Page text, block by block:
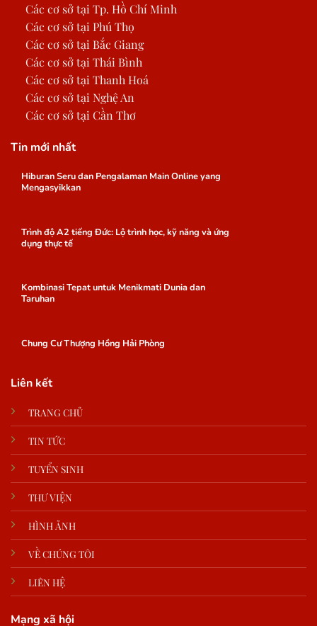
Các cơ sở tại Tp. Hồ Chí Minh
Các cơ sở tại Phú Thọ
Các cơ sở tại Bắc Giang
Các cơ sở tại Thái Bình
Các cơ sở tại Thanh Hoá
Các cơ sở tại Nghệ An
Các cơ sở tại Cần Thơ
Tin mới nhất
Hiburan Seru dan Pengalaman Main Online yang
Mengasyikkan
Trình độ A2 tiếng Đức: Lộ trình học, kỹ năng và ứng
dụng thực tế
Kombinasi Tepat untuk Menikmati Dunia dan
Taruhan
Chung Cư Thượng Hồng Hải Phòng
Liên kết
TRANG CHỦ
TIN TỨC
TUYỂN SINH
THƯ VIỆN
HÌNH ẢNH
VỀ CHÚNG TÔI
LIÊN HỆ
Mạng xã hội